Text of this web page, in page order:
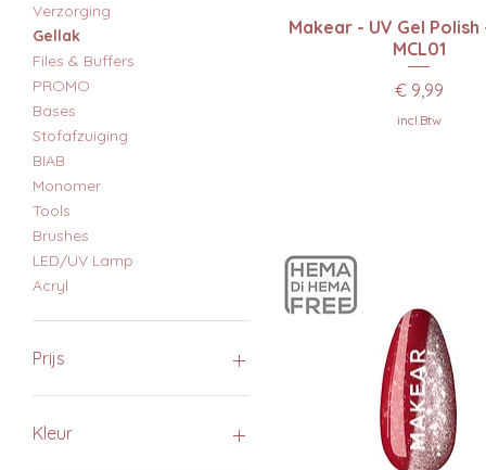
Verzorging
Gellak
Files & Buffers
PROMO
Bases
Stofafzuiging
BIAB
Monomer
Tools
Brushes
LED/UV Lamp
Acryl
Prijs
€ 0
Kleur
Snel overzicht
Makear - UV Gel Polish
MCL01
Prijs
€ 9,99
incl.Btw